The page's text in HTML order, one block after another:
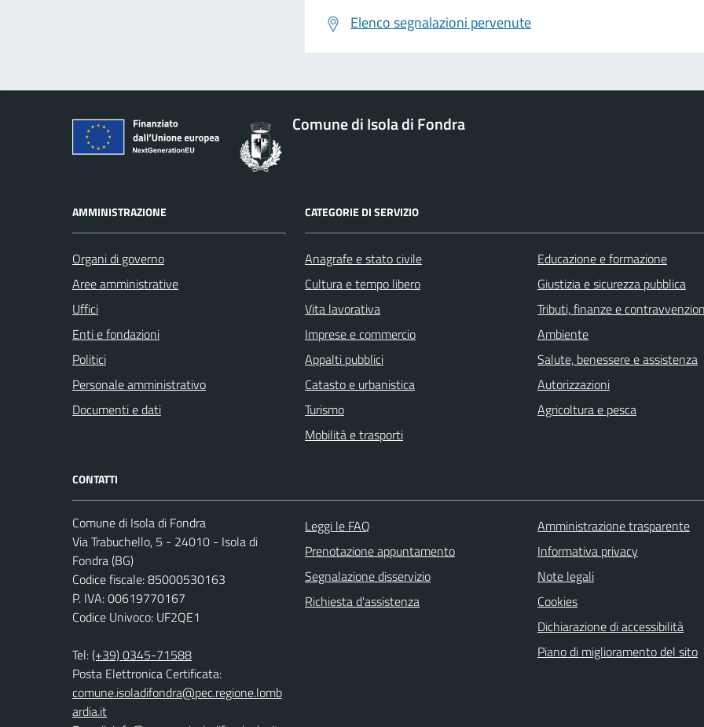
Elenco segnalazioni pervenute
Comune di Isola di Fondra
AMMINISTRAZIONE
Organi di governo
Aree amministrative
Uffici
Enti e fondazioni
Politici
Personale amministrativo
Documenti e dati
CATEGORIE DI SERVIZIO
Anagrafe e stato civile
Cultura e tempo libero
Vita lavorativa
Imprese e commercio
Appalti pubblici
Catasto e urbanistica
Turismo
Mobilità e trasporti
Educazione e formazione
Giustizia e sicurezza pubblica
Tributi, finanze e
Ambiente
Salute, benessere e assistenza
Autorizzazioni
Agricoltura e pesca
CONTATTI
Comune di Isola di Fondra
Via Trabuchello, 5 - 24010 - Isola di
Fondra (BG)
Codice fiscale: 85000530163
P. IVA: 00619770167
Codice Univoco: UF2QE1
Tel:(+39) 0345-71588
Posta Elettronica Certificata:
comune.isoladifondra@pec.regione.lomb
ardia.it
Leggi le FAQ
Prenotazione appuntamento
Segnalazione disservizio
Richiesta d'assistenza
Amministrazione trasparente
Informativa privacy
Note legali
Cookies
Dichiarazione di accessibilità
Piano di miglioramento del sito